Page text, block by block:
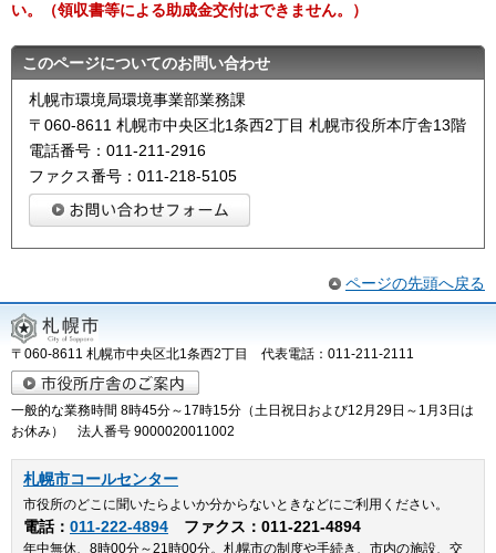
い。（領収書等による助成金交付はできません。）
このページについてのお問い合わせ
札幌市環境局環境事業部業務課
〒060-8611 札幌市中央区北1条西2丁目 札幌市役所本庁舎13階
電話番号：011-211-2916
ファクス番号：011-218-5105
ページの先頭へ戻る
〒060-8611 札幌市中央区北1条西2丁目 代表電話：011-211-2111
一般的な業務時間 8時45分～17時15分（土日祝日および12月29日～1月3日は
お休み） 法人番号 9000020011002
札幌市コールセンター
市役所のどこに聞いたらよいか分からないときなどにご利用ください。
電話： 011-222-4894 ファクス：011-221-4894
年中無休、8時00分～21時00分。札幌市の制度や手続き、市内の施設、交